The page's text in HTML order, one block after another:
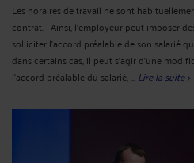
Les horaires de travail ne sont
contrat. Ainsi, l’employeur peut imposer
solliciter l’accord préalable de son salarié
dans certains cas, il peut s’agir d’une
l’accord préalable du salarié, ... Lire la suite >